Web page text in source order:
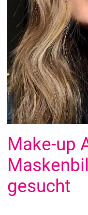
Make-up
gesucht